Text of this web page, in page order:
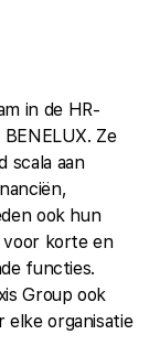
in de HR-
Ze
scala aan
ook hun
voor korte en
functies.
Group ook
elke organisatie